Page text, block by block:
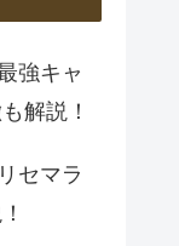
強キャ
解説！
セマラ